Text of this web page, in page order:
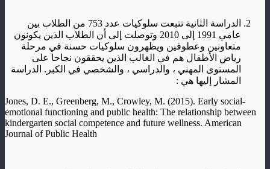
الدراسة الثانية تتبعت سلوكيات عدد 753 من الطلاب بين
عامي 1991 إلى 2010 وتوصلت إلى أن الطلاب الذين يكونون
متعاونين وعطوفين ويظهرون سلوكيات حسنة في مرحلة
رياض الأطفال هم في الغالب الذين يحققون نجاحا على
المستوى المهني ، والدراسي ، والشخصي في الكبر. الدراسة
المشار إليها هي :
Jones, D. E., Greenberg, M., Crowley, M. (2015). Early social-
emotional functioning and public health: The relationship between
kindergarten social competence and future wellness. American
Journal of Public Health